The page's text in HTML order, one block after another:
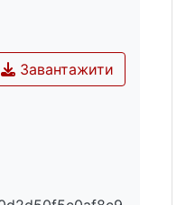
Завантажити